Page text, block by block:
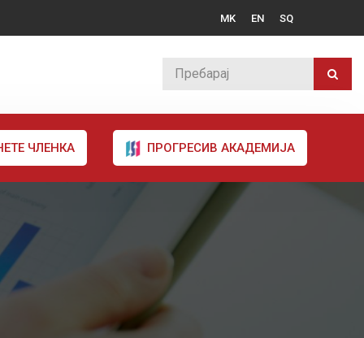
MK EN SQ
ЧЛЕНКА ПРОГРЕСИВ АКАДЕМИЈА